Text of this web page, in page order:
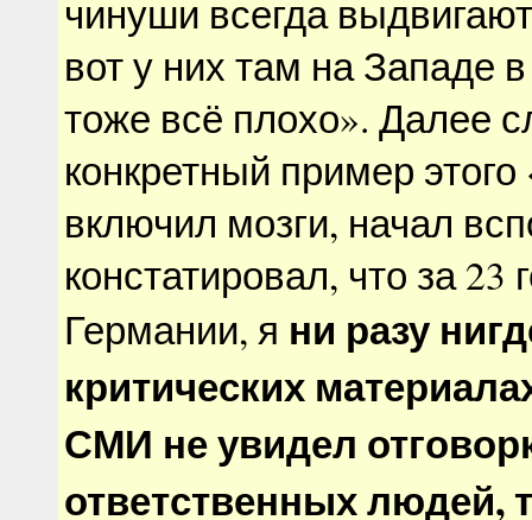
чинуши всегда
вот у них там на Западе
тоже всё плохо». Далее
конкретный пример
включил мозги, начал
констатировал, что за 23
Германии, я ни разу
критических
СМИ не увидел
ответственных людей,